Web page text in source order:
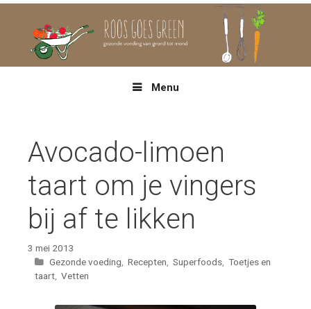
Menu
Avocado-limoen
taart om je vingers
bij af te likken
3 mei 2013
Categorieën
Gezonde voeding, Recepten, Superfoods, Toetjes en
taart, Vetten